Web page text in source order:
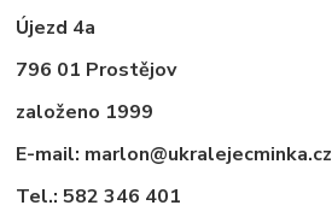
Újezd 4a
796 01 Prostějov
založeno 1999
E-mail: marlon@ukralejecminka.cz
Tel.: 582 346 401